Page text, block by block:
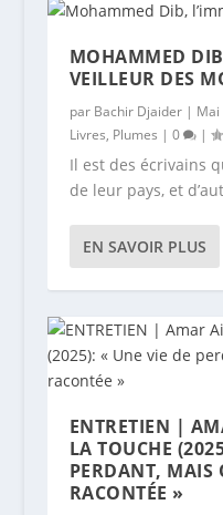
MOHAMMED
VEILLEUR DES
par Bachir Djaider| Mai
Livres, Plumes | 0 |
Il est des écrivains
de leur pays, et
EN SAVOIR PLUS
ENTRETIEN |
LA TOUCHE
PERDANT, MAIS
RACONTÉE »